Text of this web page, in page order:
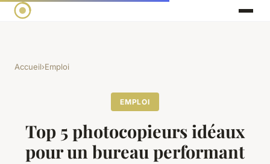
Accueil›Emploi
EMPLOI
Top 5 photocopieurs idéaux
pour un bureau performant